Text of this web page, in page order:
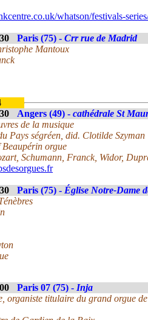
whatson/festivals-
Paris (75) - Crr rue de Madrid
Mantoux
Angers (49) - cathédrale St
de la musique
Pays ségréen, did. Clotilde Szyman
orgue
Schumann, Franck, Widor,
Paris (75) - Église Notre-Dame
Paris 07 (75) - Inja
organiste titulaire du grand orgue